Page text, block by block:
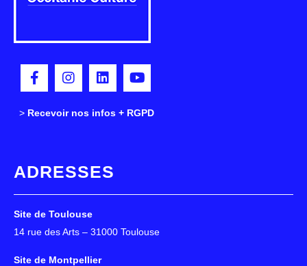
> Recevoir nos infos + RGPD
ADRESSES
Site de Toulouse
14 rue des Arts – 31000 Toulouse
Site de Montpellier